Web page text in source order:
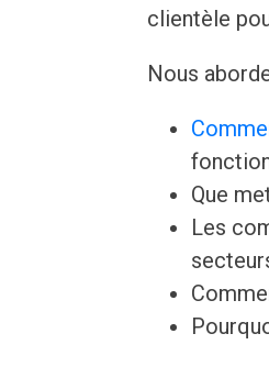
clientèle
Nous
Que
Les